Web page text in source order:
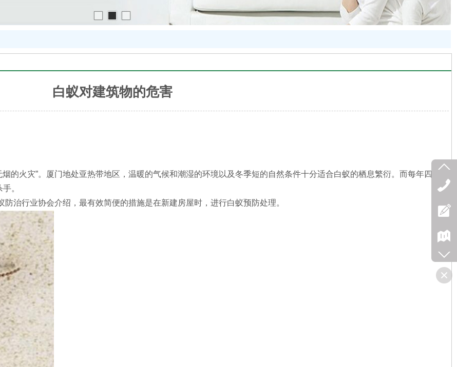
白蚁对建筑物的危害
的火灾”。厦门地处亚热带地区，温暖的气候和潮湿的环境以及冬季短的自然条件十分适合白蚁的栖息繁衍。而每年四月
。
治行业协会介绍，最有效简便的措施是在新建房屋时，进行白蚁预防处理。